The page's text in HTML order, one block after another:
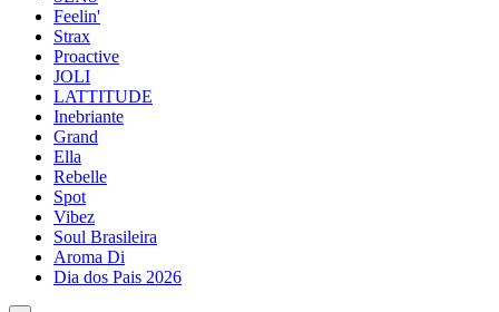
Feelin'
Strax
Proactive
JOLI
LATTITUDE
Inebriante
Grand
Ella
Rebelle
Spot
Vibez
Soul Brasileira
Aroma Di
Dia dos Pais 2026